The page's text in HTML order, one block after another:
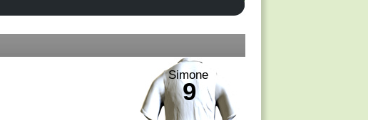
Simone
9